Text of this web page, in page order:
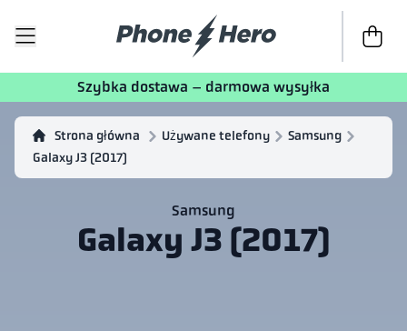
Do kasy
Szybka dostawa – darmowa wysyłka
Strona główna Używane telefony
Samsung
Galaxy J3 (2017)
Samsung
Galaxy J3 (2017)